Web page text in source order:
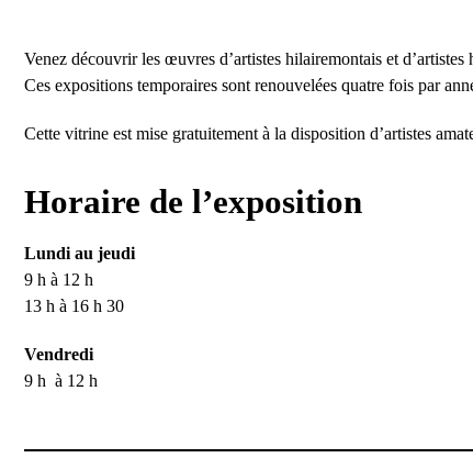
Venez découvrir les œuvres d’artistes hilairemontais et
Ces expositions temporaires sont renouvelées quatre fois par
Cette vitrine est mise gratuitement à la disposition d’artistes
Horaire de l’exposition
Lundi au jeudi
9 h à 12 h
13 h à 16 h 30
Vendredi
9 h à 12 h